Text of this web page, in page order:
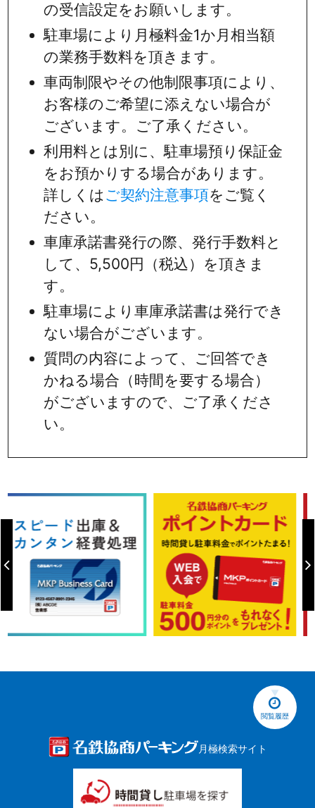
の受信設定をお願いします。
駐車場により月極料金1か月相当額
の業務手数料を頂きます。
車両制限やその他制限事項により、
お客様のご希望に添えない場合が
ございます。ご了承ください。
利用料とは別に、駐車場預り保証金
をお預かりする場合があります。
詳しくはご契約注意事項をご覧く
ださい。
車庫承諾書発行の際、発行手数料と
して、5,500円（税込）を頂きま
す。
駐車場により車庫承諾書は発行でき
ない場合がございます。
質問の内容によって、ご回答でき
かねる場合（時間を要する場合）
がございますので、ご了承くださ
い。
閲覧履歴
月極検索サイト